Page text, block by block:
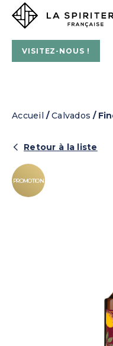
VISITEZ-NOUS !
La Spiriterie Française
Accueil /Calvados /
Retour à la liste
PROMOTION